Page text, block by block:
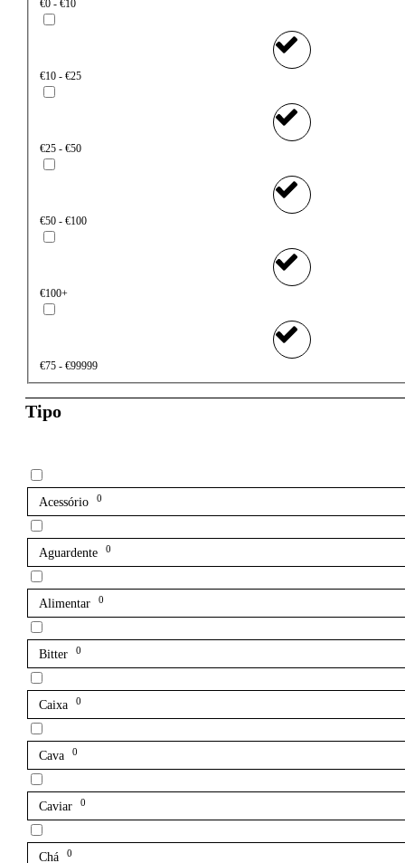
€0 - €10
€10 - €25
€25 - €50
€50 - €100
€100+
€75 - €99999
Tipo
Acessório 0
Aguardente 0
Alimentar 0
Bitter 0
Caixa 0
Cava 0
Caviar 0
Chá 0